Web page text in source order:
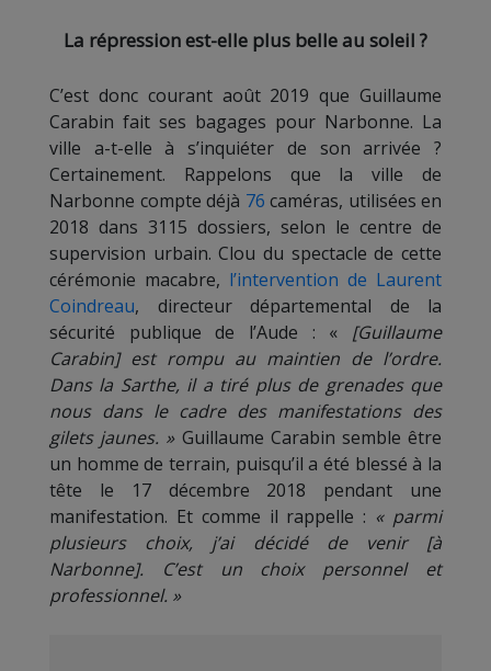
La répression est-elle plus belle au soleil ?
C’est donc courant août 2019 que Guillaume
Carabin fait ses bagages pour Narbonne. La
ville a-t-elle à s’inquiéter de son arrivée ?
Certainement. Rappelons que la ville de
Narbonne compte déjà 76 caméras, utilisées en
2018 dans 3115 dossiers, selon le centre de
supervision urbain. Clou du spectacle de cette
cérémonie macabre, l’intervention de Laurent
Coindreau, directeur départemental de la
sécurité publique de l’Aude : « [Guillaume
Carabin] est rompu au maintien de l’ordre.
Dans la Sarthe, il a tiré plus de grenades que
nous dans le cadre des manifestations des
gilets jaunes. » Guillaume Carabin semble être
un homme de terrain, puisqu’il a été blessé à la
tête le 17 décembre 2018 pendant une
manifestation. Et comme il rappelle : « parmi
plusieurs choix, j’ai décidé de venir [à
Narbonne]. C’est un choix personnel et
professionnel. »